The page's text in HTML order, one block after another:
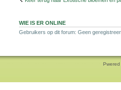
WIE IS ER ONLINE
Gebruikers op dit forum: Geen